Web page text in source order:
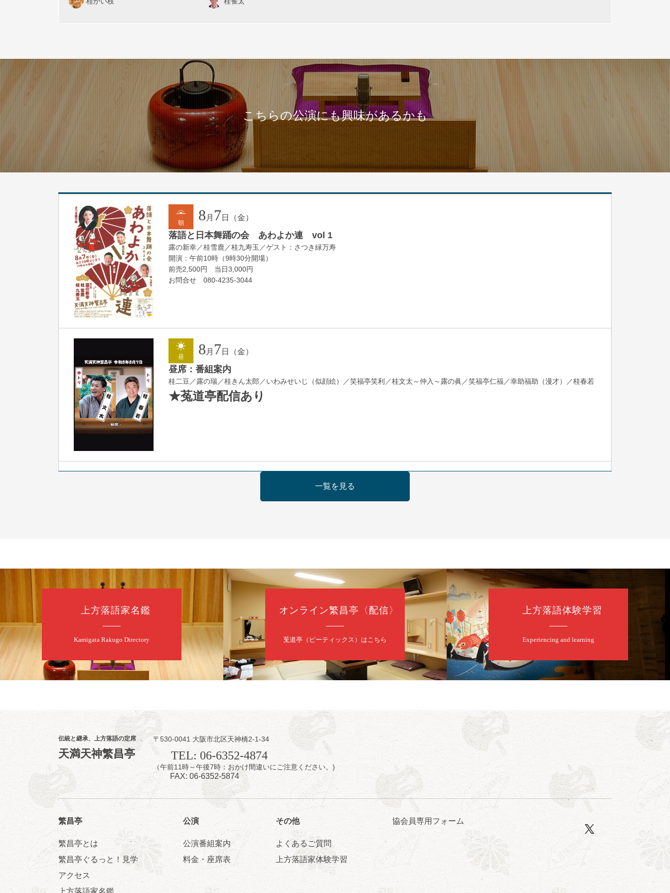
こちらの公演にも興味があるかも
朝 8月 7日（金）
落語と日本舞踊の会 あわよか連 vol 1
露の新幸／桂雪鹿／桂九寿玉／ゲスト：さつき緑万寿
開演：午前10時（9時30分開場）
前売2,500円 当日3,000円
お問合せ 080-4235-3044
昼 8 月 7日（金）
昼席：番組案内
桂二豆／露の瑞／桂きん太郎／いわみせいじ（似顔絵）／笑福亭笑利／桂文太～仲入～露の眞／笑福亭仁福／幸助福助（漫才）／桂春若
★菟道亭配信あり
噺家が落語と芝居をしてみる会
朝 8 日（土）
第2回 智之介・力造 二人会
笑福亭智之介「昭和任侠伝」「天王寺詣り」／桂力造「桃太郎」「本膳」／桂二豆「開口一番」
開演：午前10時（9時30分開場）
前売2,000円 当日 2,500円
お問合せ：智之介・力造 二人会事務局 090-7762-6268
昼席：番組案内
桂九寿玉／露の瑞／桂きん太郎／いわみせいじ（似顔絵）／桂米之助／桂文太～仲入～露の眞／笑福亭仁福／幸助福助（漫才）／桂春若
★菟道亭配信あり
夜 8 月8日（土）
小痴楽・三語のさるごりら落語会 2026
桂三語／柳亭小痴楽 他
一覧を見る
上方落語家名鑑
Kamigata Rakugo Directory
オンライン繁昌亭〈配信〉
莵道亭（ピーティックス）はこちら
上方落語体験学習
Experiencing and learning
伝統と継承、上方落語の定席
天満天神繁昌亭
〒530-0041 大阪市北区天神橋2-1-34
TEL: 06-6352-4874
（午前11時～午後7時：おかけ間違いにご注意ください。)
FAX: 06-6352-5874
繁昌亭
繁昌亭とは
繁昌亭ぐるっと！見学
アクセス
上方落語家名鑑
公演
公演番組案内
料金・座席表
その他
よくあるご質問
上方落語家体験学習
協会員専用フォーム